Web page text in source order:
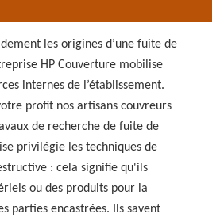
les origines d’une fuite de
HP Couverture mobilise
internes de l’établissement.
profit nos artisans couvreurs
de recherche de fuite de
privilégie les techniques de
: cela signifie qu'ils
ou des produits pour la
parties encastrées. Ils savent